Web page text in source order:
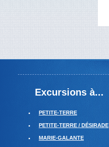
Excursions à...
PETITE-TERRE
PETITE-TERRE / DÉSIRADE
MARIE-GALANTE